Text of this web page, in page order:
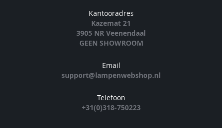
Kantooradres
Kazemat 21
3905 NR Veenendaal
GEEN SHOWROOM
Email
support@lampenwebshop.nl
Telefoon
+31(0)318-750223